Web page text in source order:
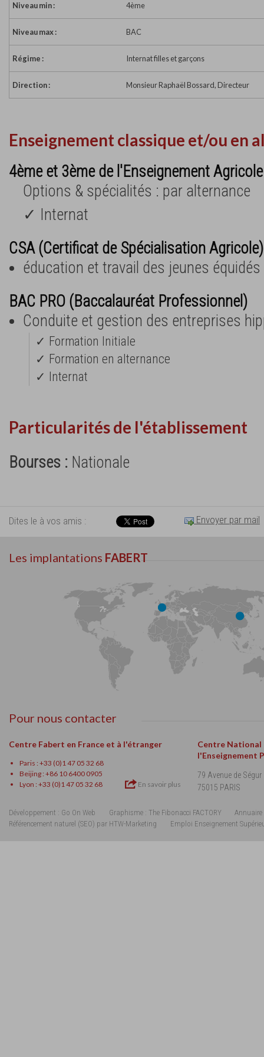
Niveau min : 4ème
Niveau max : BAC
Régime : Internat filles et garçons
Direction : Monsieur Raphaël Bossard, Directeur
Enseignement classique et/ou en
4ème et 3ème de l'Enseignement Agricole
Options & spécialités : par alternance
✓ Internat
CSA (Certificat de Spécialisation
éducation et travail des jeunes équidés
BAC PRO (Baccalauréat Professionnel)
Conduite et gestion des entreprises
✓ Formation Initiale
✓ Formation en alternance
✓ Internat
Particularités de l'établissement
Bourses : Nationale
Dites le à vos amis : Envoyer par mail
Les implantations FABERT
Pour nous contacter
Centre Fabert en France et à l'étranger
Paris : +33 (0)1 47 05 32 68
Beijing : +86 10 6400 0905
Lyon : +33 (0)1 47 05 32 68
En savoir plus
Centre National
l'Enseignement
79 Avenue de Ségur
75015 PARIS
Développement : Go On Web Graphisme : The Fibonacci FACTORY
Annuaire
Référencement naturel (SEO) par HTW-Marketing
Emploi Enseignement